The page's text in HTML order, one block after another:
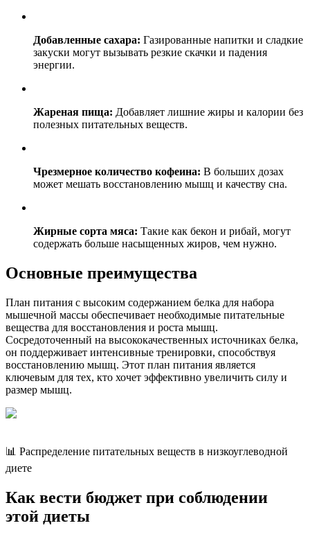
Добавленные сахара: Газированные напитки и сладкие
закуски могут вызывать резкие скачки и падения
энергии.
Жареная пища: Добавляет лишние жиры и калории без
полезных питательных веществ.
Чрезмерное количество кофеина: В больших дозах
может мешать восстановлению мышц и качеству сна.
Жирные сорта мяса: Такие как бекон и рибай, могут
содержать больше насыщенных жиров, чем нужно.
Основные преимущества
План питания с высоким содержанием белка для набора
мышечной массы обеспечивает необходимые питательные
вещества для восстановления и роста мышц.
Сосредоточенный на высококачественных источниках белка,
он поддерживает интенсивные тренировки, способствуя
восстановлению мышц. Этот план питания является
ключевым для тех, кто хочет эффективно увеличить силу и
размер мышц.
📊 Распределение питательных веществ в низкоуглеводной
диете
Как вести бюджет при соблюдении
этой диеты